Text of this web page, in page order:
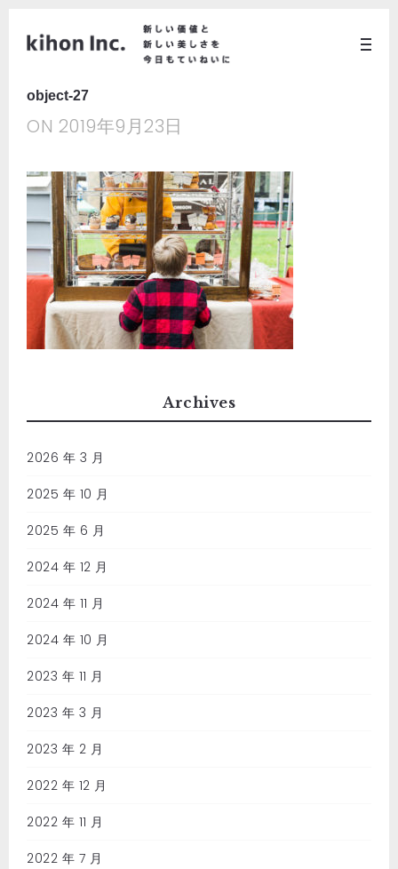
object-27
ON 2019年9月23日
Archives
2026 年 3 月
2025 年 10 月
2025 年 6 月
2024 年 12 月
2024 年 11 月
2024 年 10 月
2023 年 11 月
2023 年 3 月
2023 年 2 月
2022 年 12 月
2022 年 11 月
2022 年 7 月